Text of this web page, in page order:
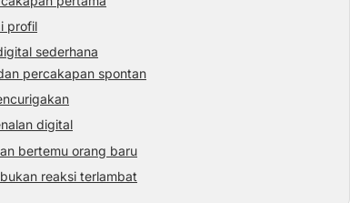
profil
sederhana
percakapan spontan
digital
bertemu orang baru
reaksi terlambat